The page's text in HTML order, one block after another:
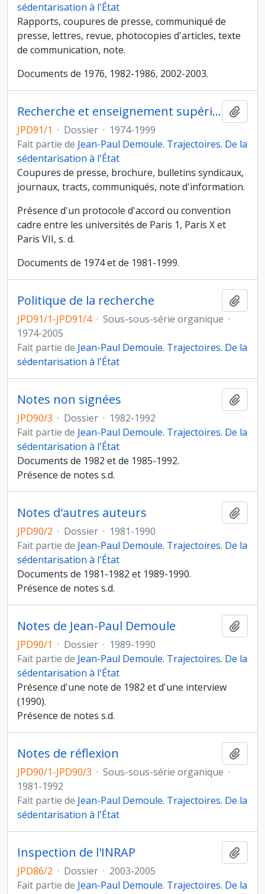
sédentarisation à l'État
Rapports, coupures de presse, communiqué de
presse, lettres, revue, photocopies d'articles, texte
de communication, note.
Documents de 1976, 1982-1986, 2002-2003.
Recherche et enseignement supérieur
JPD91/1 · Dossier · 1974-1999
Fait partie de Jean-Paul Demoule. Trajectoires. De la
sédentarisation à l'État
Coupures de presse, brochure, bulletins syndicaux,
journaux, tracts, communiqués, note d'information.
Présence d'un protocole d'accord ou convention
cadre entre les universités de Paris 1, Paris X et
Paris VII, s. d.
Documents de 1974 et de 1981-1999.
Politique de la recherche
JPD91/1-JPD91/4 · Sous-sous-série organique ·
1974-2005
Fait partie de Jean-Paul Demoule. Trajectoires. De la
sédentarisation à l'État
Notes non signées
JPD90/3 · Dossier · 1982-1992
Fait partie de Jean-Paul Demoule. Trajectoires. De la
sédentarisation à l'État
Documents de 1982 et de 1985-1992.
Présence de notes s.d.
Notes d'autres auteurs
JPD90/2 · Dossier · 1981-1990
Fait partie de Jean-Paul Demoule. Trajectoires. De la
sédentarisation à l'État
Documents de 1981-1982 et 1989-1990.
Présence de notes s.d.
Notes de Jean-Paul Demoule
JPD90/1 · Dossier · 1989-1990
Fait partie de Jean-Paul Demoule. Trajectoires. De la
sédentarisation à l'État
Présence d'une note de 1982 et d'une interview
(1990).
Présence de notes s.d.
Notes de réflexion
JPD90/1-JPD90/3 · Sous-sous-série organique ·
1981-1992
Fait partie de Jean-Paul Demoule. Trajectoires. De la
sédentarisation à l'État
Inspection de l'INRAP
JPD86/2 · Dossier · 2003-2005
Fait partie de Jean-Paul Demoule. Trajectoires. De la